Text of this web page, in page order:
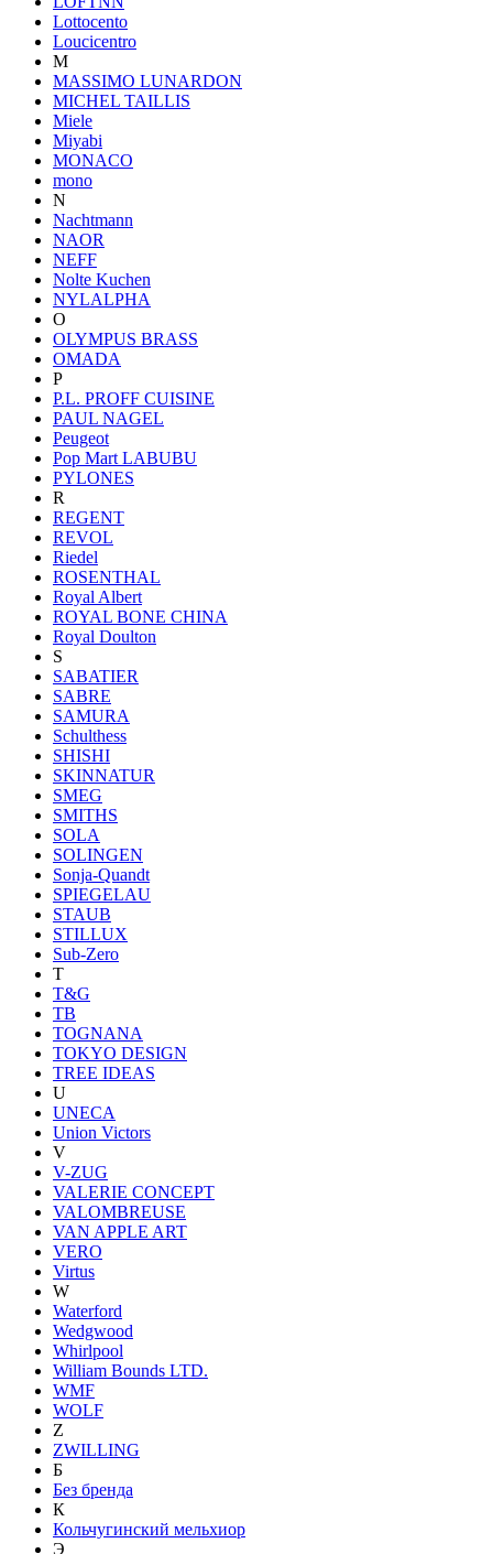
Lottocento
Loucicentro
M
MASSIMO LUNARDON
MICHEL TAILLIS
Miele
Miyabi
MONACO
mono
N
Nachtmann
NAOR
NEFF
Nolte Kuchen
NYLALPHA
O
OLYMPUS BRASS
OMADA
P
P.L. PROFF CUISINE
PAUL NAGEL
Peugeot
Pop Mart LABUBU
PYLONES
R
REGENT
REVOL
Riedel
ROSENTHAL
Royal Albert
ROYAL BONE CHINA
Royal Doulton
S
SABATIER
SABRE
SAMURA
Schulthess
SHISHI
SKINNATUR
SMEG
SMITHS
SOLA
SOLINGEN
Sonja-Quandt
SPIEGELAU
STAUB
STILLUX
Sub-Zero
T
T&G
TB
TOGNANA
TOKYO DESIGN
TREE IDEAS
U
UNECA
Union Victors
V
V-ZUG
VALERIE CONCEPT
VALOMBREUSE
VAN APPLE ART
VERO
Virtus
W
Waterford
Wedgwood
Whirlpool
William Bounds LTD.
WMF
WOLF
Z
ZWILLING
Б
Без бренда
К
Кольчугинский мельхиор
Э